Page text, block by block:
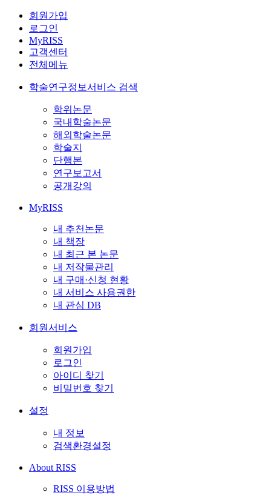
회원가입
로그인
MyRISS
고객센터
전체메뉴
학술연구정보서비스 검색
학위논문
국내학술논문
해외학술논문
학술지
단행본
연구보고서
공개강의
MyRISS
내 추천논문
내 책장
내 최근 본 논문
내 저작물관리
내 구매·신청 현황
내 서비스 사용권한
내 관심 DB
회원서비스
회원가입
로그인
아이디 찾기
비밀번호 찾기
설정
내 정보
검색환경설정
About RISS
RISS 이용방법